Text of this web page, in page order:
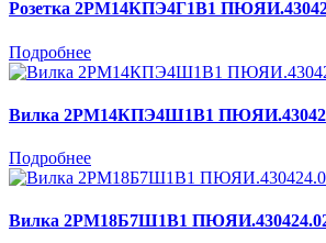
Розетка 2РМ14КПЭ4Г1В1
Подробнее
Вилка 2РМ14КПЭ4Ш1В1
Подробнее
Вилка 2РМ18Б7Ш1В1